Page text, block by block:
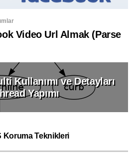
Video Url Almak (Parse
Kullanımı ve Detayları
Yapımı
Koruma Teknikleri